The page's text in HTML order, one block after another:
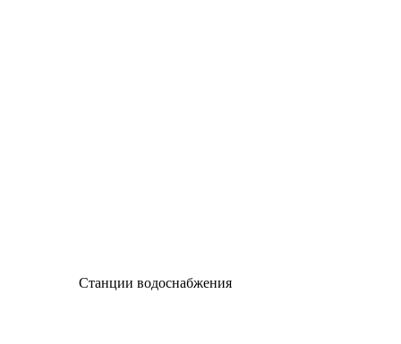
Станции водоснабжения